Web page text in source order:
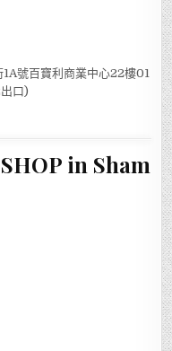
號百寶利商業中心22樓01
口)
in Sham